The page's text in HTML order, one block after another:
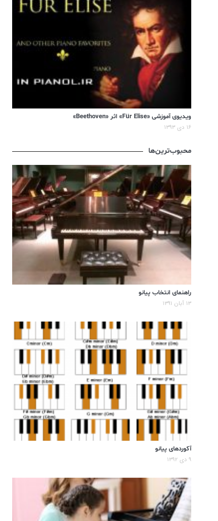
ویدیوی آموزشی «Für Elise» اثر «Beethoven»
۱۶ دی ۱۳۹۳
محبوب‌ترین‌ها
راهنمای انتخاب پیانو
۱۳ آبان ۱۳۹۱
آکوردهای پیانو
۹ دی ۱۳۹۲